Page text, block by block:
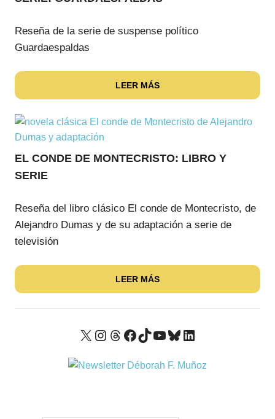
Reseña de la serie de suspense político
Guardaespaldas
LEER MÁS
EL CONDE DE MONTECRISTO: LIBRO Y
SERIE
Reseña del libro clásico El conde de Montecristo, de
Alejandro Dumas y de su adaptación a serie de
televisión
LEER MÁS
X Instagram
Threads
Facebook
TikTok
YouTube
Bluesky
LinkedIn